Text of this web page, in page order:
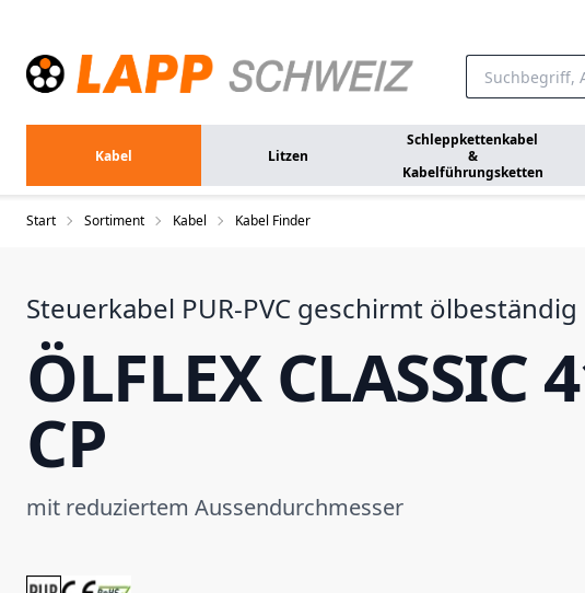
Kabel Litzen
Schleppkettenkabel
&
Kabelführungsketten
Start Sortiment Kabel Kabel Finder
Steuerkabel PUR-PVC geschirmt ölbeständig
ÖLFLEX CLASSIC
CP
mit reduziertem Aussendurchmesser